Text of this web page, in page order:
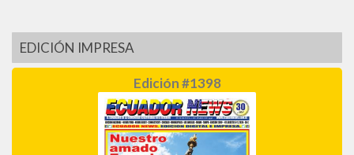
EDICIÓN IMPRESA
Edición #1398